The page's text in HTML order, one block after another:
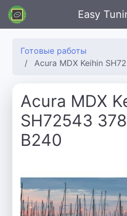
Easy
Готовые работы
Acura MDX Keihin
Acura MDX
SH72543
B240